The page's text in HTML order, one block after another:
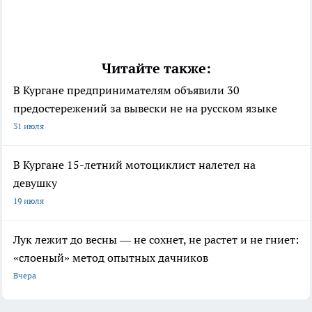
Читайте также:
В Кургане предпринимателям объявили 30
предостережений за вывески не на русском языке
31 июля
В Кургане 15-летний мотоциклист налетел на
девушку
19 июля
Лук лежит до весны — не сохнет, не растет и не гниет:
«слоеный» метод опытных дачников
Вчера